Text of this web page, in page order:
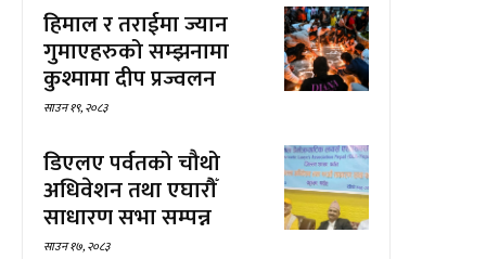
हिमाल र तराईमा ज्यान
गुमाएहरुको सम्झनामा
कुश्मामा दीप प्रज्वलन
साउन १९, २०८३
डिएलए पर्वतको चौथो
अधिवेशन तथा एघारौँ
साधारण सभा सम्पन्न
साउन १७, २०८३